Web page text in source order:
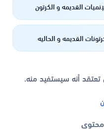
القديمه و الكرتون
القديمه و الحاليه
أنه سيستفيد منه.
محتوى